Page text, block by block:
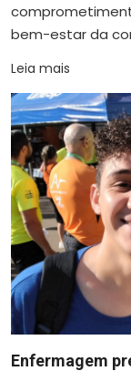
bem-estar da
Leia mais
Enfermagem